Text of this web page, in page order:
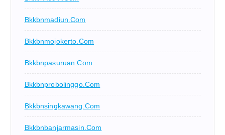
Bkkbnmadiun.com
Bkkbnmojokerto.com
Bkkbnpasuruan.com
Bkkbnprobolinggo.com
Bkkbnsingkawang.com
Bkkbnbanjarmasin.com